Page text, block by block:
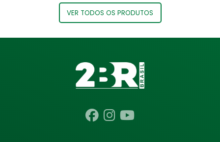
VER TODOS OS PRODUTOS